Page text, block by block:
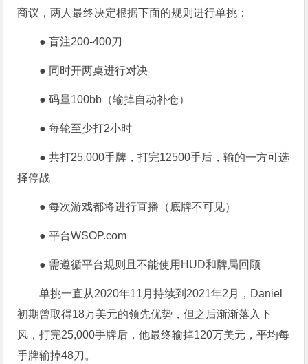
商议，两人最终决定根据下面的规则进行单挑：
● 盲注200-400刀
● 同时开两桌进行对决
● 码量100bb（输掉自动补仓）
● 每轮至少打2小时
● 共打25,000手牌，打完12500手后，输的一方可选
择停战
● 每次游戏都将进行直播（底牌不可见）
● 平台WSOP.com
● 需遵循平台规则且不能使用HUD和牌局回顾
单挑一直从2020年11月持续到2021年2月，Daniel
初期曾取得18万美元的领先优势，但之后渐渐落入下
风，打完25,000手牌后，他最终输掉120万美元，平均每
手牌输掉48刀。